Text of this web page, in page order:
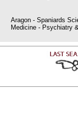
Aragon - Spaniards
Medicine - Psychiatry